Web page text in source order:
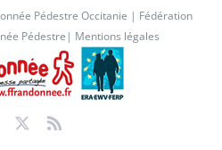
Pédestre Occitanie | Fédération
Pédestre | Mentions légales
Facebook